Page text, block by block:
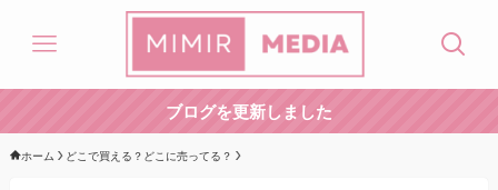
ブログを更新しました
ホーム どこで買える？どこに売ってる？